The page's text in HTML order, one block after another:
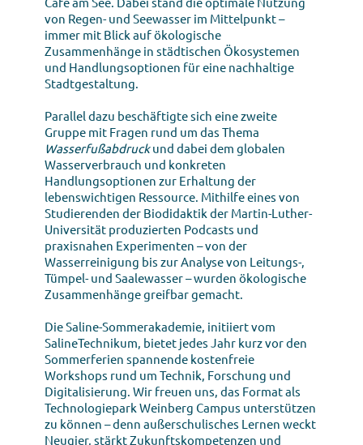
von Regen- und Seewasser im Mittelpunkt –
immer mit Blick auf ökologische
Zusammenhänge in städtischen Ökosystemen
und Handlungsoptionen für eine nachhaltige
Stadtgestaltung.
Parallel dazu beschäftigte sich eine zweite
Gruppe mit Fragen rund um das Thema
Wasserfußabdruckund dabei dem globalen
Wasserverbrauch und konkreten
Handlungsoptionen zur Erhaltung der
lebenswichtigen Ressource. Mithilfe eines von
Studierenden der Biodidaktik der Martin-Luther-
Universität produzierten Podcasts und
praxisnahen Experimenten – von der
Wasserreinigung bis zur Analyse von Leitungs-,
Tümpel- und Saalewasser – wurden ökologische
Zusammenhänge greifbar gemacht.
Die Saline-Sommerakademie, initiiert vom
SalineTechnikum, bietet jedes Jahr kurz vor den
Sommerferien spannende kostenfreie
Workshops rund um Technik, Forschung und
Digitalisierung. Wir freuen uns, das Format als
Technologiepark Weinberg Campus unterstützen
zu können – denn außerschulisches Lernen weckt
Neugier, stärkt Zukunftskompetenzen und